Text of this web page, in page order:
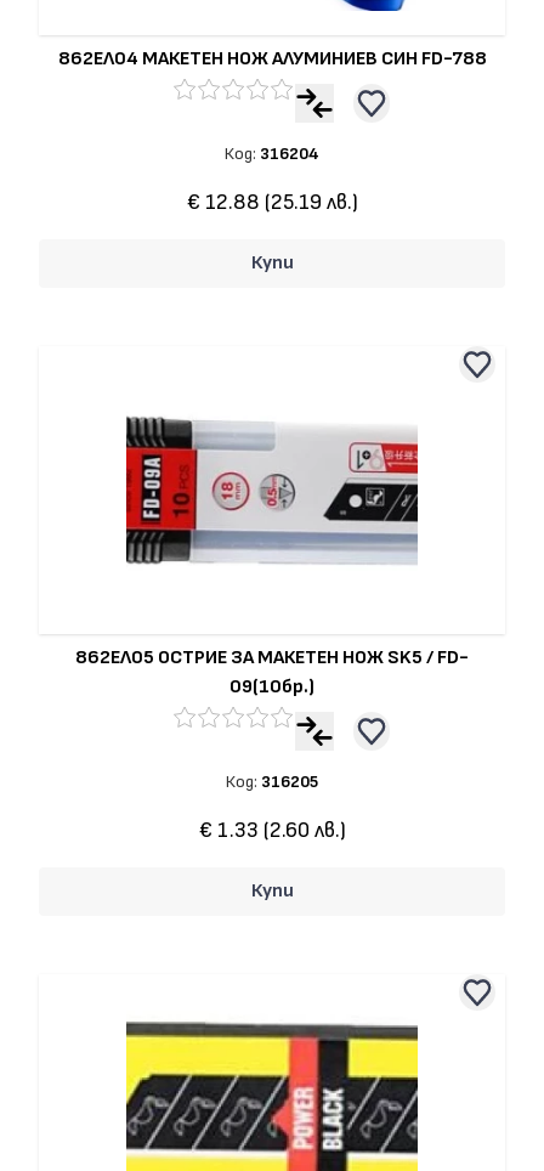
862ЕЛ04 МАКЕТЕН НОЖ АЛУМИНИЕВ СИН FD-788
Код: 316204
€ 12.88 (25.19 лв.)
Купи
862ЕЛ05 ОСТРИЕ ЗА МАКЕТЕН НОЖ SK5 / FD-
09(10бр.)
Код: 316205
€ 1.33 (2.60 лв.)
Купи